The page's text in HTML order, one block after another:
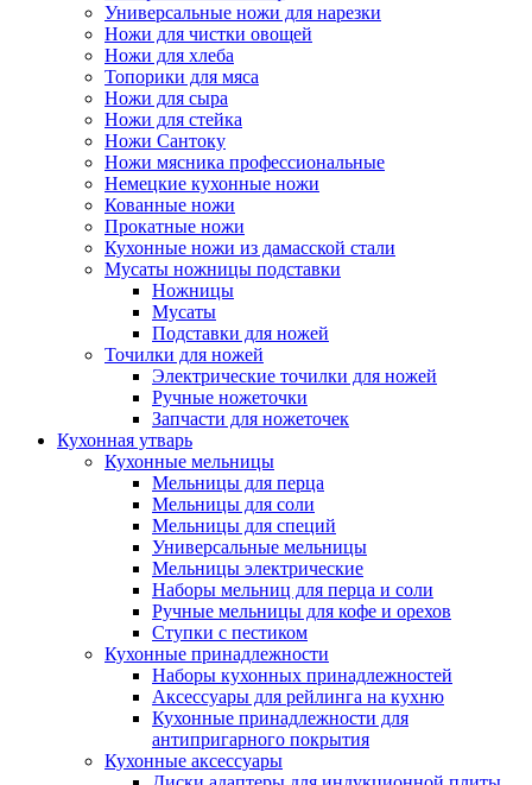
Универсальные ножи для нарезки
Ножи для чистки овощей
Ножи для хлеба
Топорики для мяса
Ножи для сыра
Ножи для стейка
Ножи Сантоку
Ножи мясника профессиональные
Немецкие кухонные ножи
Кованные ножи
Прокатные ножи
Кухонные ножи из дамасской стали
Мусаты ножницы подставки
Ножницы
Мусаты
Подставки для ножей
Точилки для ножей
Электрические точилки для ножей
Ручные ножеточки
Запчасти для ножеточек
Кухонная утварь
Кухонные мельницы
Мельницы для перца
Мельницы для соли
Мельницы для специй
Универсальные мельницы
Мельницы электрические
Наборы мельниц для перца и соли
Ручные мельницы для кофе и орехов
Ступки с пестиком
Кухонные принадлежности
Наборы кухонных принадлежностей
Аксессуары для рейлинга на кухню
Кухонные принадлежности для
антипригарного покрытия
Кухонные аксессуары